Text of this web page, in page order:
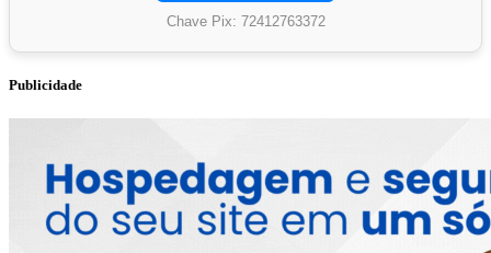
Chave Pix: 72412763372
Publicidade